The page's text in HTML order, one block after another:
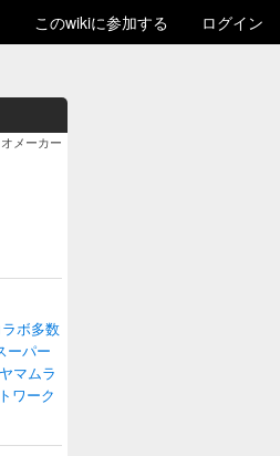
このwikiに参加する ログイン
メーカー
ラボ多数
ーパー
ヤマムラ
ワーク